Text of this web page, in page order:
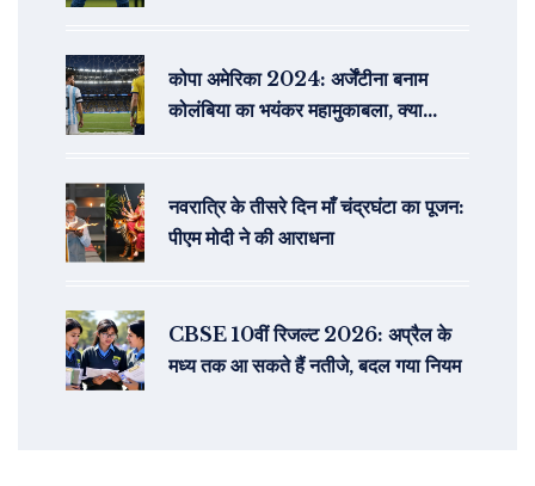
कोपा अमेरिका 2024: अर्जेंटीना बनाम
कोलंबिया का भयंकर महामुकाबला, क्या
नवरात्रि के तीसरे दिन माँ चंद्रघंटा का पूजन:
पीएम मोदी ने की आराधना
CBSE 10वीं रिजल्ट 2026: अप्रैल के
मध्य तक आ सकते हैं नतीजे, बदल गया नियम